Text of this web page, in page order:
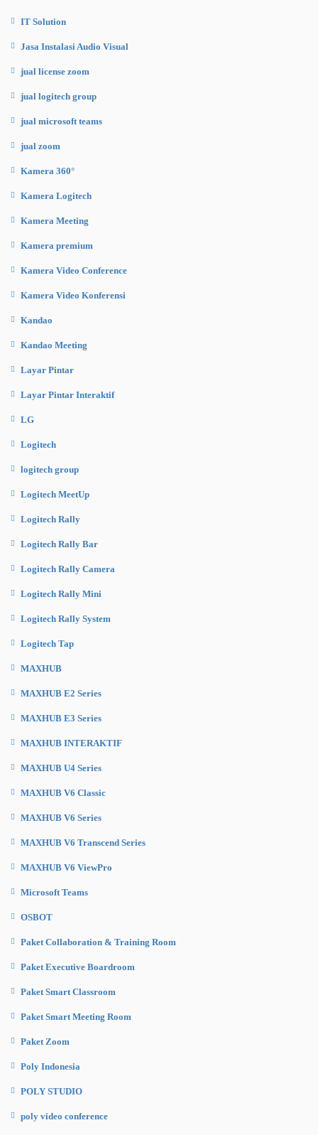
IT Solution
Jasa Instalasi Audio Visual
jual license zoom
jual logitech group
jual microsoft teams
jual zoom
Kamera 360°
Kamera Logitech
Kamera Meeting
Kamera premium
Kamera Video Conference
Kamera Video Konferensi
Kandao
Kandao Meeting
Layar Pintar
Layar Pintar Interaktif
LG
Logitech
logitech group
Logitech MeetUp
Logitech Rally
Logitech Rally Bar
Logitech Rally Camera
Logitech Rally Mini
Logitech Rally System
Logitech Tap
MAXHUB
MAXHUB E2 Series
MAXHUB E3 Series
MAXHUB INTERAKTIF
MAXHUB U4 Series
MAXHUB V6 Classic
MAXHUB V6 Series
MAXHUB V6 Transcend Series
MAXHUB V6 ViewPro
Microsoft Teams
OSBOT
Paket Collaboration & Training Room
Paket Executive Boardroom
Paket Smart Classroom
Paket Smart Meeting Room
Paket Zoom
Poly Indonesia
POLY STUDIO
poly video conference